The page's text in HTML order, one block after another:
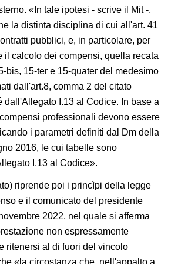
«In tale ipotesi - scrive il Mit -,
la distinta disciplina di cui all'art. 41
pubblici, e, in particolare, per
il calcolo dei compensi, quella recata
bis, 15-ter e 15-quater del medesimo
dall'art.8, comma 2 del citato
dall'Allegato I.13 al Codice. In base a
professionali devono essere
i parametri definiti dal Dm della
2016, le cui tabelle sono
I.13 al Codice».
riprende poi i princìpi della legge
e il comunicato del presidente
2022, nel quale si afferma
non espressamente
ritenersi al di fuori del vincolo
«la circostanza che, nell'appalto a